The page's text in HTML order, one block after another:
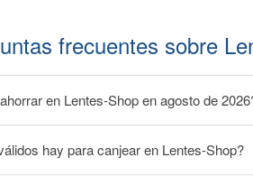
frecuentes sobre
en Lentes-Shop en agosto de
hay para canjear en Lentes-Shop?